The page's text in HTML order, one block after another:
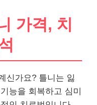
가격, 치
신가요? 틀니는 잃
능을 회복하고 심미